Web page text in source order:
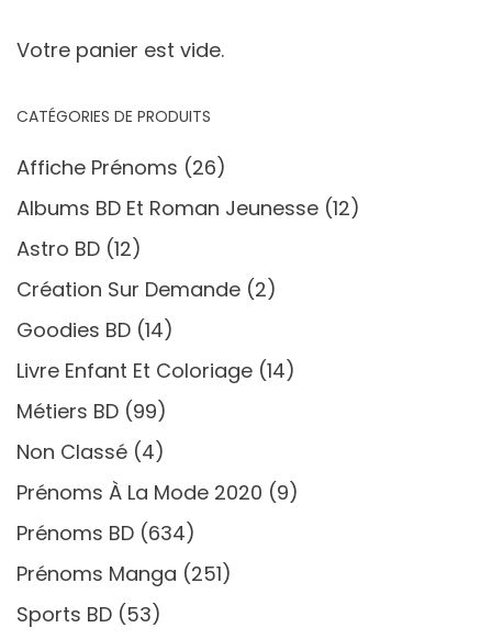
Votre panier est vide.
CATÉGORIES DE PRODUITS
Affiche Prénoms (26)
Albums BD Et Roman Jeunesse (12)
Astro BD (12)
Création Sur Demande (2)
Goodies BD (14)
Livre Enfant Et Coloriage (14)
Métiers BD (99)
Non Classé (4)
Prénoms À La Mode 2020 (9)
Prénoms BD (634)
Prénoms Manga (251)
Sports BD (53)